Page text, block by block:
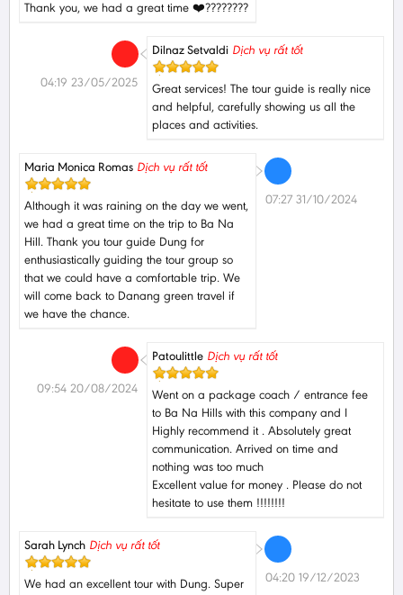
Thank you, we had a great time ❤️????????
Dilnaz Setvaldi Dịch vụ rất tốt
Great services! The tour guide is really nice
and helpful, carefully showing us all the
places and activities.
04:19 23/05/2025
Maria Monica Romas Dịch vụ rất tốt
Although it was raining on the day we went,
we had a great time on the trip to Ba Na
Hill. Thank you tour guide Dung for
enthusiastically guiding the tour group so
that we could have a comfortable trip. We
will come back to Danang green travel if
we have the chance.
07:27 31/10/2024
Patoulittle Dịch vụ rất tốt
Went on a package coach / entrance fee
to Ba Na Hills with this company and I
Highly recommend it . Absolutely great
communication. Arrived on time and
nothing was too much
Excellent value for money . Please do not
hesitate to use them !!!!!!!!
09:54 20/08/2024
Sarah Lynch Dịch vụ rất tốt
We had an excellent tour with Dung. Super
04:20 19/12/2023